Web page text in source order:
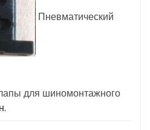
Пневматический
для шиномонтажного